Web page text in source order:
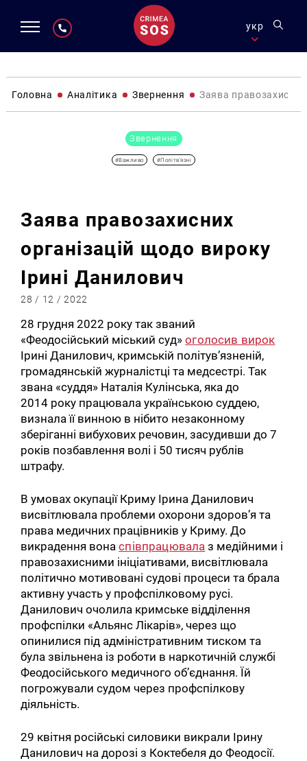
укр
Головна Аналітика Звернення Заява
Звернення
#Важливо #Політв'язні
Заява правозахисних
організацій щодо вироку
Ірині Данилович
28 / 12 / 2022
28 грудня 2022 року так званий
«Феодосійський міський суд»оголосив вирок
Ірині Данилович, кримській політув’язненій,
громадянській журналістці та медсестрі. Так
звана «суддя» Наталія Кулінська, яка до
2014 року працювала українською суддею,
визнала її винною в нібито незаконному
зберіганні вибухових речовин, засудивши до 7
років позбавлення волі і 50 тисяч рублів
штрафу.
В умовах окупації Криму Ірина Данилович
висвітлювала проблеми охорони здоров’я та
права медичних працівників у Криму. До
викрадення вонаспівпрацювала з медійними і
правозахисними ініціативами, висвітлювала
політично мотивовані судові процеси та брала
активну участь у профспілковому русі.
Данилович очолила кримське відділення
профспілки «Альянс Лікарів», через що
опинилися під адміністративним тиском та
була звільнена із роботи в наркотичній службі
Феодосійського медичного об’єднання. Їй
погрожували судом через профспілкову
діяльність.
29 квітня російські силовики викрали Ірину
Данилович на дорозі з Коктебеля до Феодосії.